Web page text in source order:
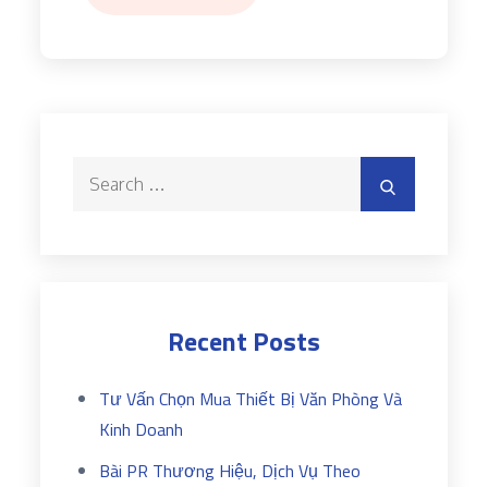
Search
Recent Posts
Tư Vấn Chọn Mua Thiết Bị Văn Phòng Và
Kinh Doanh
Bài PR Thương Hiệu, Dịch Vụ Theo